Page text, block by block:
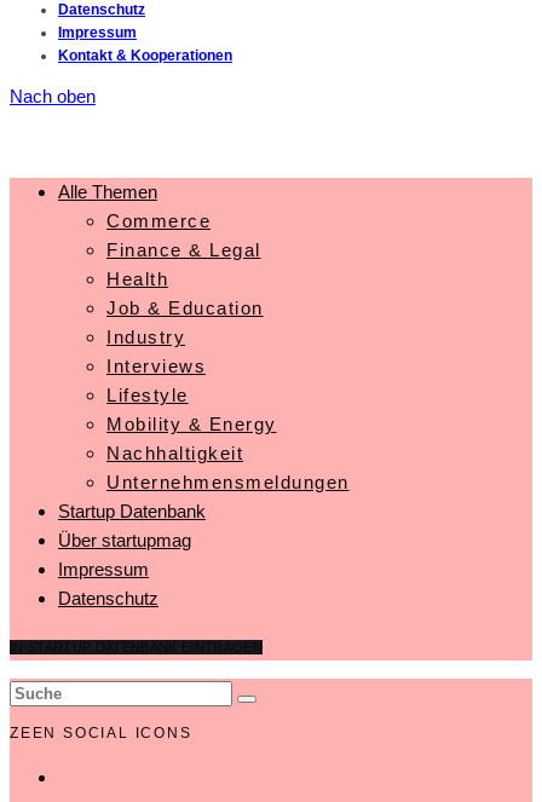
Datenschutz
Impressum
Kontakt & Kooperationen
Nach oben
Alle Themen
Commerce
Finance & Legal
Health
Job & Education
Industry
Interviews
Lifestyle
Mobility & Energy
Nachhaltigkeit
Unternehmensmeldungen
Startup Datenbank
Über startupmag
Impressum
Datenschutz
ZEEN SOCIAL ICONS